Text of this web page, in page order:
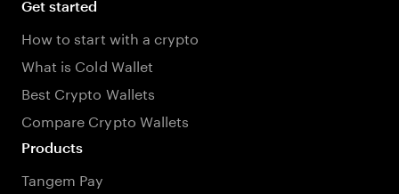
Get started
How to start with a crypto
What is Cold Wallet
Best Crypto Wallets
Compare Crypto Wallets
Products
Tangem Pay